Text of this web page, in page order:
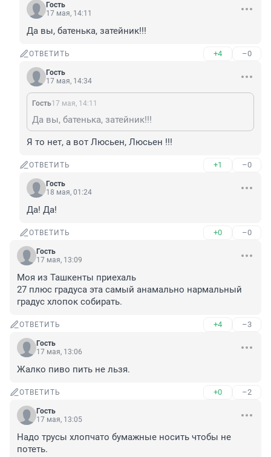
Гость
17 мая, 14:11
Да вы, батенька, затейник!!!
ОТВЕТИТЬ +4 –0
Гость
17 мая, 14:34
Гость17 мая, 14:11
Да вы, батенька, затейник!!!
Я то нет, а вот Люсьен, Люсьен !!!
ОТВЕТИТЬ +1 –0
Гость
18 мая, 01:24
Да! Да!
ОТВЕТИТЬ +0 –0
Гость
17 мая, 13:09
Моя из Ташкенты приехаль
27 плюс градуса эта самый анамально нармальный
градус хлопок собирать.
ОТВЕТИТЬ +4 –3
Гость
17 мая, 13:06
Жалко пиво пить не льзя.
ОТВЕТИТЬ +0 –2
Гость
17 мая, 13:05
Надо трусы хлопчато бумажные носить чтобы не
потеть.